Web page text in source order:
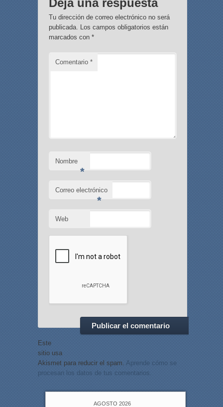
Deja una respuesta
Tu dirección de correo electrónico no será
publicada. Los campos obligatorios están
marcados con *
Comentario *
Nombre
*
Correo electrónico
*
Web
Este
sitio usa
Akismet para reducir el spam. Aprende cómo se
procesan los datos de tus comentarios.
AGOSTO 2026